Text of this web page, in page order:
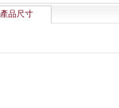
產品尺寸